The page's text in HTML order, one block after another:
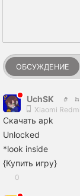
ОБСУЖДЕНИЕ
UchSK
Xiaomi
Скачать apk
Unlocked
*look inside
{Купить игру}
0